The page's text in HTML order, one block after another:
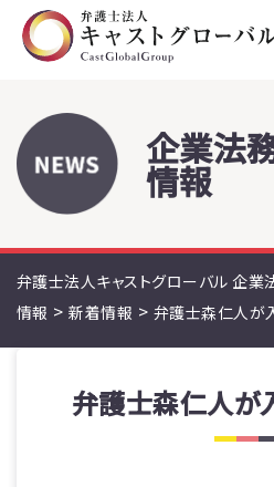
企業法
情報
弁護士法人キャストグローバル 企業
情報 >新着情報 > 弁護士森仁人が
弁護士森仁人が